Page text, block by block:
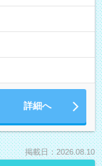
詳細へ
掲載日：2026.08.10